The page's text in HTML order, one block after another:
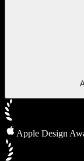
Apple Design